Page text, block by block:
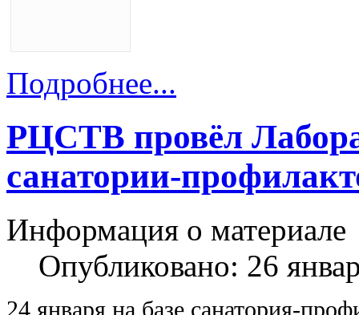
Подробнее...
РЦСТВ провёл
санатории-
Информация о материале
Опубликовано: 26
24 января на базе санатория-